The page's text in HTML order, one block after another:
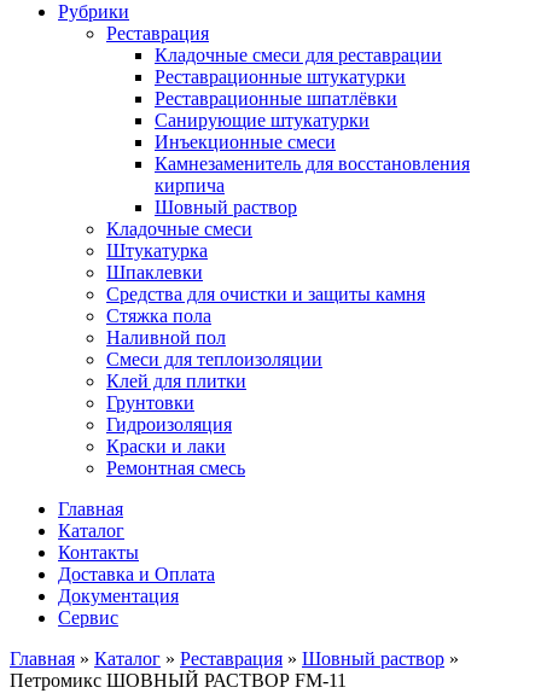
Рубрики
Реставрация
Кладочные смеси для реставрации
Реставрационные штукатурки
Реставрационные шпатлёвки
Санирующие штукатурки
Инъекционные смеси
Камнезаменитель для восстановления
кирпича
Шовный раствор
Кладочные смеси
Штукатурка
Шпаклевки
Средства для очистки и защиты камня
Стяжка пола
Наливной пол
Смеси для теплоизоляции
Клей для плитки
Грунтовки
Гидроизоляция
Краски и лаки
Ремонтная смесь
Главная
Каталог
Контакты
Доставка и Оплата
Документация
Сервис
Главная » Каталог » Реставрация » Шовный раствор »
Петромикс ШОВНЫЙ РАСТВОР FM-11